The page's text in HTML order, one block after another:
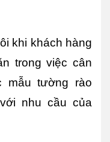
khi khách hàng
trong việc cân
mẫu tường rào
nhu cầu của